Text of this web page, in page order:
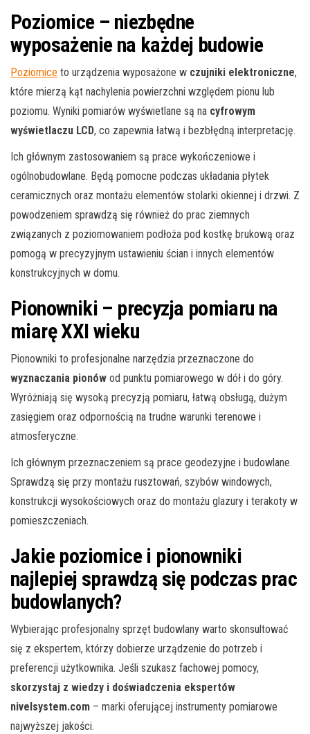
Poziomice – niezbędne
wyposażenie na każdej budowie
Poziomice to urządzenia wyposażone w czujniki elektroniczne,
które mierzą kąt nachylenia powierzchni względem pionu lub
poziomu. Wyniki pomiarów wyświetlane są na cyfrowym
wyświetlaczu LCD, co zapewnia łatwą i bezbłędną interpretację.
Ich głównym zastosowaniem są prace wykończeniowe i
ogólnobudowlane. Będą pomocne podczas układania płytek
ceramicznych oraz montażu elementów stolarki okiennej i drzwi. Z
powodzeniem sprawdzą się również do prac ziemnych
związanych z poziomowaniem podłoża pod kostkę brukową oraz
pomogą w precyzyjnym ustawieniu ścian i innych elementów
konstrukcyjnych w domu.
Pionowniki – precyzja pomiaru na
miarę XXI wieku
Pionowniki to profesjonalne narzędzia przeznaczone do
wyznaczania pionów od punktu pomiarowego w dół i do góry.
Wyróżniają się wysoką precyzją pomiaru, łatwą obsługą, dużym
zasięgiem oraz odpornością na trudne warunki terenowe i
atmosferyczne.
Ich głównym przeznaczeniem są prace geodezyjne i budowlane.
Sprawdzą się przy montażu rusztowań, szybów windowych,
konstrukcji wysokościowych oraz do montażu glazury i terakoty w
pomieszczeniach.
Jakie poziomice i pionowniki
najlepiej sprawdzą się podczas prac
budowlanych?
Wybierając profesjonalny sprzęt budowlany warto skonsultować
się z ekspertem, którzy dobierze urządzenie do potrzeb i
preferencji użytkownika. Jeśli szukasz fachowej pomocy,
skorzystaj z wiedzy i doświadczenia ekspertów
nivelsystem.com – marki oferującej instrumenty pomiarowe
najwyższej jakości.